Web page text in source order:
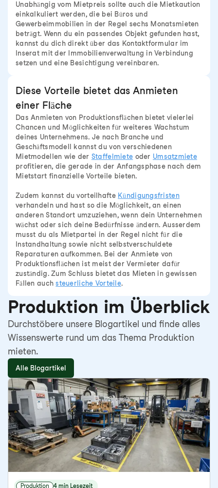
Unabhängig vom Mietpreis sollte auch die Mietkaution
einkalkuliert werden, die bei Büros und
Gewerbeimmobilien in der Regel sechs Monatsmieten
beträgt. Wenn du ein passendes Objekt gefunden hast,
kannst du dich direkt über das Kontaktformular im
Inserat mit der Immobilienverwaltung in Verbindung
setzen und eine Besichtigung vereinbaren.
Diese Vorteile bietet das Anmieten
einer Fläche
Das Anmieten von Produktionsflächen bietet vielerlei
Chancen und Möglichkeiten für weiteres Wachstum
deines Unternehmens. Je nach Branche und
Geschäftsmodell kannst du von verschiedenen
Mietmodellen wie der Staffelmiete oder Umsatzmiete
profitieren, die gerade in der Anfangsphase nach dem
Mietstart finanzielle Vorteile bieten.
Zudem kannst du vorteilhafte Kündigungsfristen
verhandeln und hast so die Möglichkeit, an einen
anderen Standort umzuziehen, wenn dein Unternehmen
wächst oder sich deine Bedürfnisse ändern. Ausserdem
musst du als Mietpartei in der Regel nicht für die
Instandhaltung sowie nicht selbstverschuldete
Reparaturen aufkommen. Bei der Anmiete von
Produktionsflächen ist meist der Vermieter dafür
zuständig. Zum Schluss bietet das Mieten in gewissen
Fällen auchsteuerliche Vorteile.
Produktion im Überblick
Durchstöbere unsere Blogartikel und finde alles
Wissenswerte rund um das Thema Produktion
mieten.
Alle Blogartikel
Produktion 4 min Lesezeit